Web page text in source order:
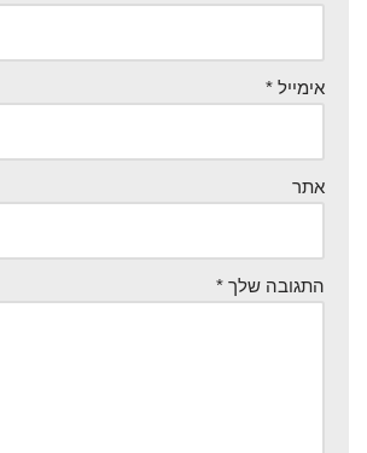
אימייל *
אתר
התגובה שלך *